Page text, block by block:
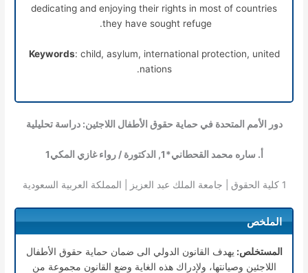
dedicating and enjoying their rights in most of countries
they have sought refuge.
Keywords: child, asylum, international protection, united
nations.
دور الأمم المتحدة في حماية حقوق الأطفال اللاجئين: دراسة تحليلية
أ. ساره محمد القحطاني*1, الدكتورة / رواء غازي المكي1
1 كلية الحقوق | جامعة الملك عبد العزيز | المملكة العربية السعودية
الملخص
المستخلص: يهدف القانون الدولي الى ضمان حماية حقوق الأطفال
اللاجئين وصيانتها، ولإدراك هذه الغاية وضع القانون مجموعة من